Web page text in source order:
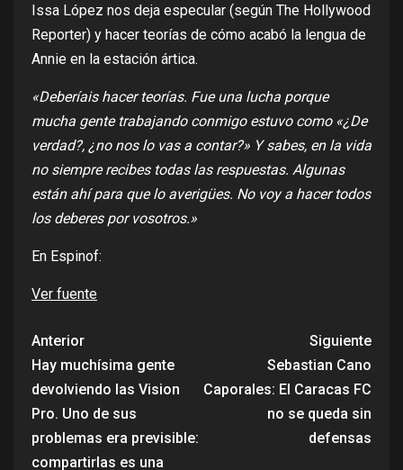
Issa López nos deja especular (según The Hollywood
Reporter) y hacer teorías de cómo acabó la lengua de
Annie en la estación ártica.
«Deberíais hacer teorías. Fue una lucha porque
mucha gente trabajando conmigo estuvo como «¿De
verdad?, ¿no nos lo vas a contar?» Y sabes, en la vida
no siempre recibes todas las respuestas. Algunas
están ahí para que lo averigües. No voy a hacer todos
los deberes por vosotros.»
En Espinof:
Ver fuente
Anterior
Hay muchísima gente
devolviendo las Vision
Pro. Uno de sus
problemas era previsible:
compartirlas es una
Siguiente
Sebastian Cano
Caporales: El Caracas FC
no se queda sin
defensas